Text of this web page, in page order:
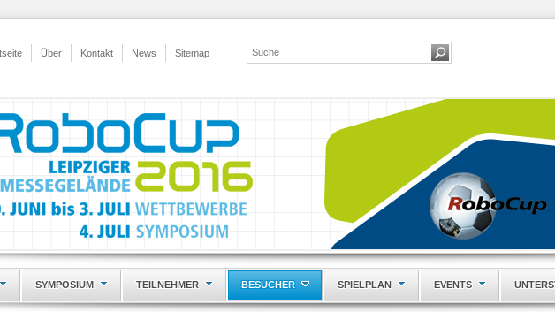
Über Kontakt News Sitemap
SYMPOSIUM TEILNEHMER BESUCHER SPIELPLAN EVENTS